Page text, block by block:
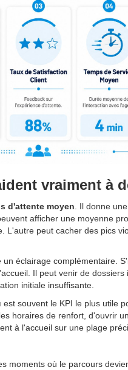
vraiment à
d'attente moyen . Il donne
afficher une moyenne
L'autre peut cacher des pics
un éclairage complémentaire.
Il peut venir de dossiers
initiale insuffisante.
est souvent le KPI le plus utile
horaires de renfort, d'ouvrir
à l'accueil sur une plage
moments où le parcours